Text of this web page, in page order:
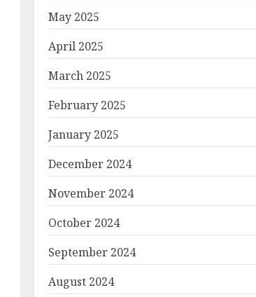
May 2025
April 2025
March 2025
February 2025
January 2025
December 2024
November 2024
October 2024
September 2024
August 2024